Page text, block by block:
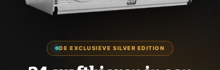
DE EXCLUSIEVE SILVER EDITION